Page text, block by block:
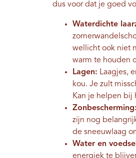
dus voor dat je goed
Waterdichte
wellicht ook niet
warm te houden
Lagen: Laagjes,
kou. Je zult
Kan je helpen bij
Zonbescherming:
zijn nog
de sneeuwlaag
Water en
energiek te